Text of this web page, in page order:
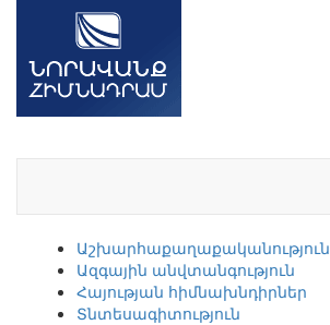
Աշխարհաքաղաքականություն
Ազգային անվտանգություն
Հայության հիմնախնդիրներ
Տնտեսագիտություն